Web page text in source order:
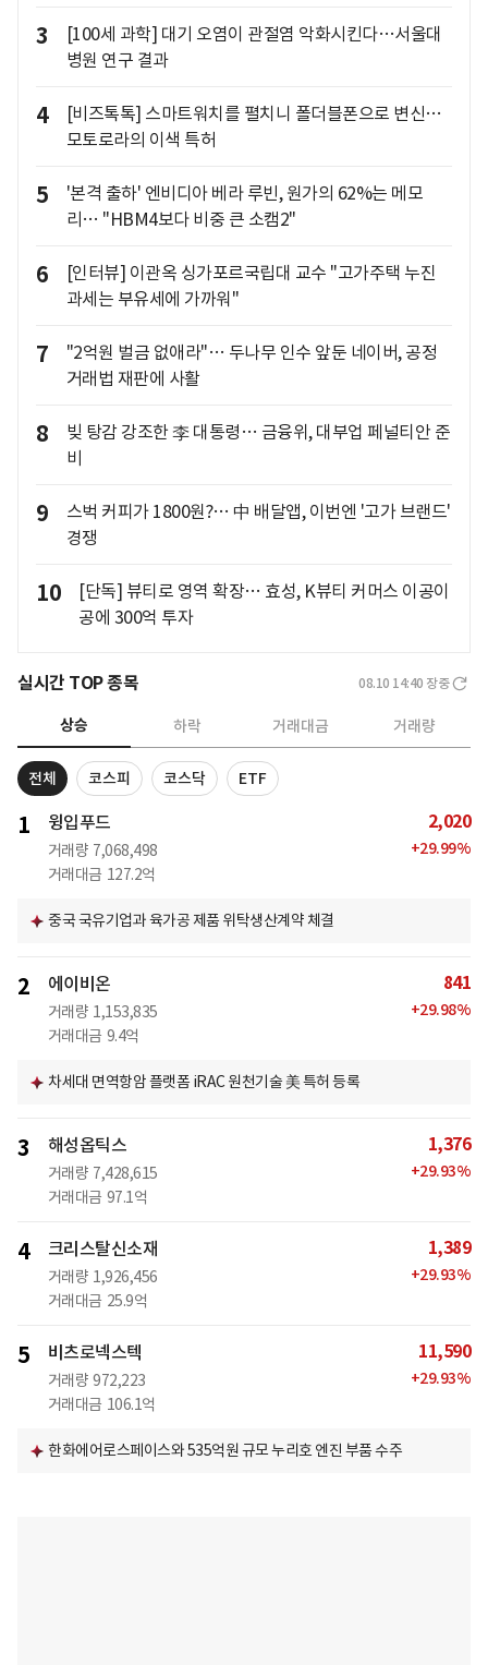
3
[100세 과학] 대기 오염이 관절염 악화시킨다…서울대
병원 연구 결과
4
[비즈톡톡] 스마트워치를 펼치니 폴더블폰으로 변신…
모토로라의 이색 특허
5
'본격 출하' 엔비디아 베라 루빈, 원가의 62%는 메모
리… "HBM4보다 비중 큰 소캠2"
6
[인터뷰] 이관옥 싱가포르국립대 교수 "고가주택 누진
과세는 부유세에 가까워"
7
"2억원 벌금 없애라"… 두나무 인수 앞둔 네이버, 공정
거래법 재판에 사활
8
빚 탕감 강조한 李 대통령… 금융위, 대부업 페널티안 준
비
9
스벅 커피가 1800원?… 中 배달앱, 이번엔 '고가 브랜드'
경쟁
10
[단독] 뷰티로 영역 확장… 효성, K뷰티 커머스 이공이
공에 300억 투자
실시간 TOP 종목 08.10 14:40 장중
상승 하락 거래대금 거래량
전체 코스피 코스닥 ETF
1 윙입푸드
거래량 7,068,498
거래대금 127.2억
2,020
+29.99%
중국 국유기업과 육가공 제품 위탁생산계약 체결
2 에이비온
거래량 1,153,835
거래대금 9.4억
841
+29.98%
차세대 면역항암 플랫폼 iRAC 원천기술 美 특허 등록
3 해성옵틱스
거래량 7,428,615
거래대금 97.1억
1,376
+29.93%
4 크리스탈신소재
거래량 1,926,456
거래대금 25.9억
1,389
+29.93%
5 비츠로넥스텍
거래량 972,223
거래대금 106.1억
11,590
+29.93%
한화에어로스페이스와 535억원 규모 누리호 엔진 부품 수주